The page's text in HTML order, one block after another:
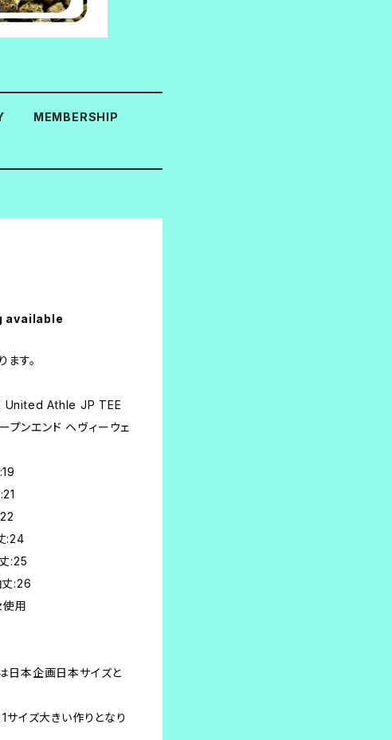
MEMBERSHIP
available
ます。
United Athle JP TEE
プンエンド ヘヴィーウェ
:24
:25
丈:26
用
日本企画日本サイズと
サイズ大きい作りとなり